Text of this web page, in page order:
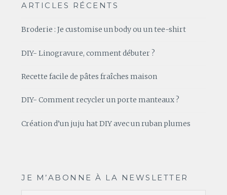
ARTICLES RÉCENTS
Broderie : Je customise un body ou un tee-shirt
DIY- Linogravure, comment débuter ?
Recette facile de pâtes fraîches maison
DIY- Comment recycler un porte manteaux ?
Création d’un juju hat DIY avec un ruban plumes
JE M’ABONNE À LA NEWSLETTER